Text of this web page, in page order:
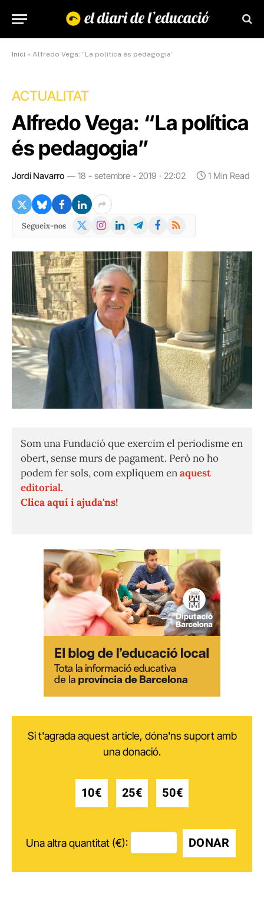
Inici » Alfredo Vega: “La política és pedagogia”
ACTUALITAT
Alfredo Vega: “La política
és pedagogia”
Jordi Navarro 18 - setembre - 2019 · 22:02 1 Min Read
Segueix-nos
X
Instagram
LinkedInTelegramFacebook
RSS
Som una Fundació que exercim el periodisme en
obert, sense murs de pagament. Però no ho
podem fer sols, com expliquem enaquest
editorial.
Clica aquí i ajuda'ns!
Si t'agrada aquest article, dóna'ns suport amb
una donació.
10€ 25€ 50€
Una altra quantitat (€): DONAR